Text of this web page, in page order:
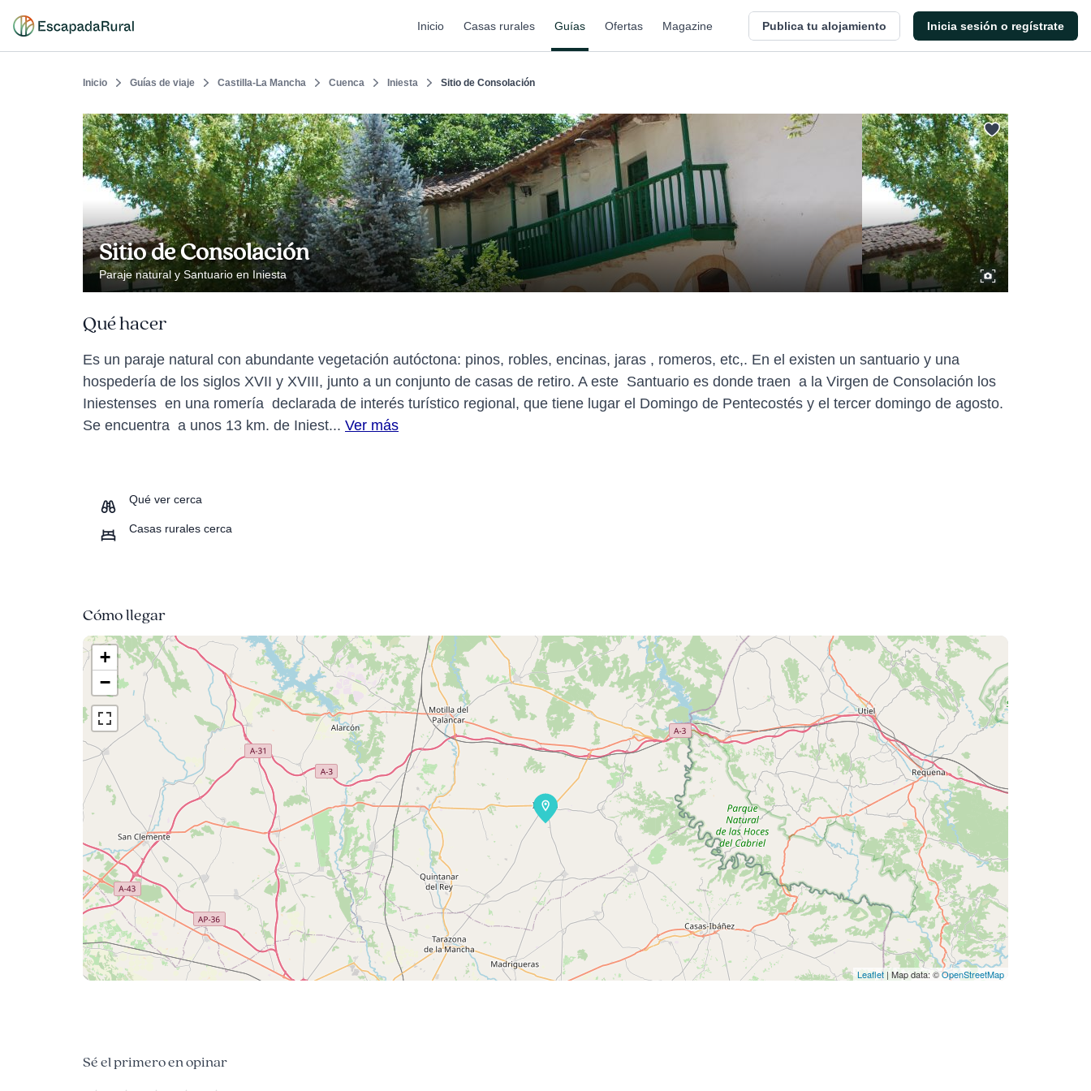
Inicio Casas rurales Guías Ofertas Magazine Publica tu alojamiento Inicia sesión o regístrate
Inicio Guías de viaje Castilla-La Mancha Cuenca Iniesta Sitio de Consolación
Sitio de Consolación
Paraje natural y Santuario en Iniesta
Qué hacer
Es un paraje natural con abundante vegetación autóctona: pinos, robles, encinas, jaras , romeros, etc,. En el existen un santuario y una
hospedería de los siglos XVII y XVIII, junto a un conjunto de casas de retiro. A este Santuario es donde traen a la Virgen de Consolación los
Iniestenses en una romería declarada de interés turístico regional, que tiene lugar el Domingo de Pentecostés y el tercer domingo de agosto.
Se encuentra a unos 13 km. de Iniest... Ver más
Qué ver cerca
Casas rurales cerca
Cómo llegar
+
−
Leaflet | Map data: ©OpenStreetMap
Sé el primero en opinar